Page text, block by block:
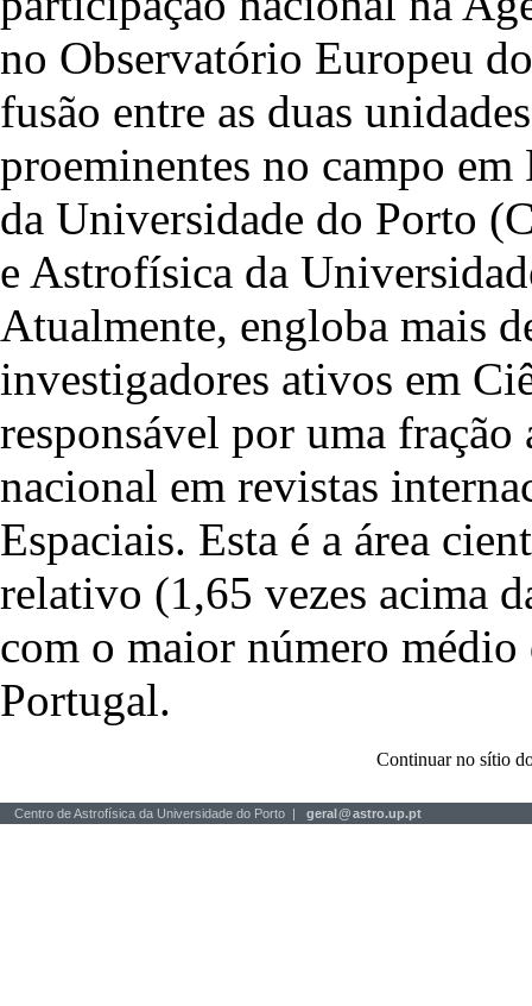
no Observatório Europeu
fusão entre as duas
proeminentes no campo
da Universidade do Porto
e Astrofísica da
Atualmente, engloba mais
investigadores ativos em
responsável por uma
nacional em revistas
Espaciais. Esta é a área
relativo (1,65 vezes acima
com o maior número
Portugal.
Continuar no sítio
Centro de Astrofísica da Universidade do Porto | geral@astro.up.pt